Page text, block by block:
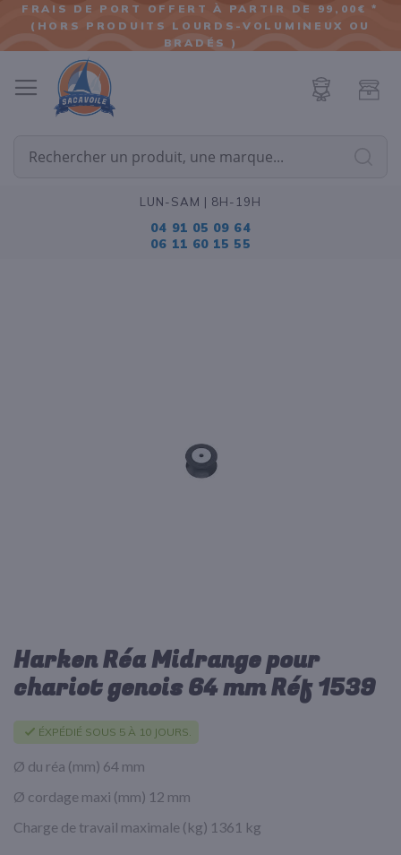
ALLER
AU
FRAIS DE PORT OFFERT À PARTIR DE 99,00€ *
(HORS PRODUITS LOURDS-VOLUMINEUX OU
BRADÉS )
LUN-SAM | 8H-19H
04 91 05 09 64
06 11 60 15 55
Passer
au
début
la
Galerie
d’images
Harken Réa Midrange pour
chariot genois 64 mm Réf 1539
ÉXPÉDIÉ SOUS 5 À 10 JOURS.
Ø du réa (mm) 64 mm
Ø cordage maxi (mm) 12 mm
Charge de travail maximale (kg) 1361 kg